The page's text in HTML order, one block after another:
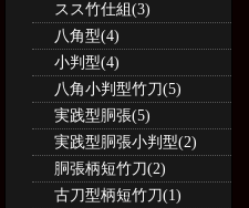
スス竹仕組(3)
八角型(4)
小判型(4)
八角小判型竹刀(5)
実践型胴張(5)
実践型胴張小判型(2)
胴張柄短竹刀(2)
古刀型柄短竹刀(1)